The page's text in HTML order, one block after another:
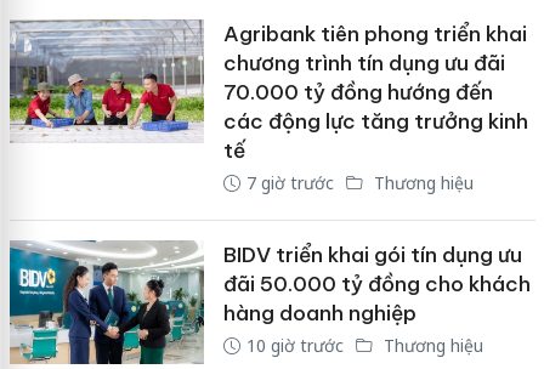
Agribank tiên phong triển khai
chương trình tín dụng ưu đãi
70.000 tỷ đồng hướng đến
các động lực tăng trưởng kinh
tế
7 giờ trước Thương hiệu
BIDV triển khai gói tín dụng ưu
đãi 50.000 tỷ đồng cho khách
hàng doanh nghiệp
10 giờ trước Thương hiệu